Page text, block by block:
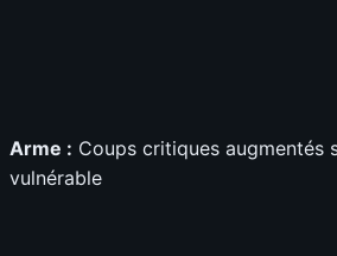
Arme : Coups critiques augmentés
vulnérable